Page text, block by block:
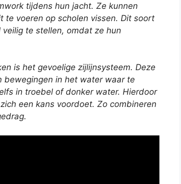
tijdens hun jacht. Ze kunnen
te voeren op scholen vissen. Dit soort
te stellen, omdat ze hun
is het gevoelige zijlijnsysteem. Deze
bewegingen in het water waar te
in troebel of donker water. Hierdoor
een kans voordoet. Zo combineren